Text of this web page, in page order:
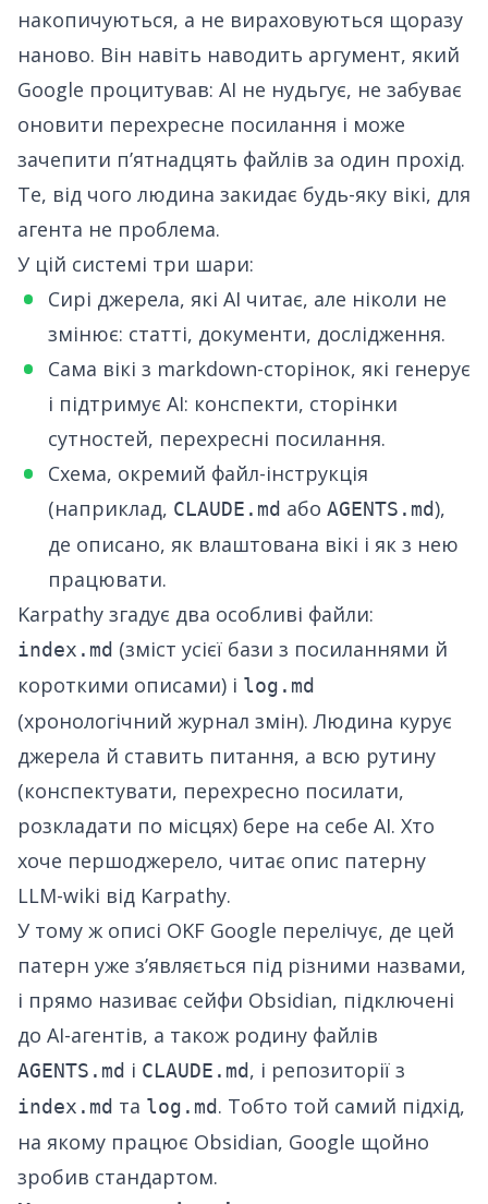
накопичуються, а не вираховуються щоразу
наново. Він навіть наводить аргумент, який
Google процитував: AI не нудьгує, не забуває
оновити перехресне посилання і може
зачепити пʼятнадцять файлів за один прохід.
Те, від чого людина закидає будь-яку вікі, для
агента не проблема.
У цій системі три шари:
Сирі джерела, які AI читає, але ніколи не
змінює: статті, документи, дослідження.
Сама вікі з markdown-сторінок, які генерує
і підтримує AI: конспекти, сторінки
сутностей, перехресні посилання.
Схема, окремий файл-інструкція
(наприклад, CLAUDE.md або AGENTS.md),
де описано, як влаштована вікі і як з нею
працювати.
Karpathy згадує два особливі файли:
index.md (зміст усієї бази з посиланнями й
короткими описами) і log.md
(хронологічний журнал змін). Людина курує
джерела й ставить питання, а всю рутину
(конспектувати, перехресно посилати,
розкладати по місцях) бере на себе AI. Хто
хоче першоджерело, читає опис патерну
LLM-wiki від Karpathy.
У тому ж описі OKF Google перелічує, де цей
патерн уже зʼявляється під різними назвами,
і прямо називає сейфи Obsidian, підключені
до AI-агентів, а також родину файлів
AGENTS.md і CLAUDE.md, і репозиторії з
index.md та log.md. Тобто той самий підхід,
на якому працює Obsidian, Google щойно
зробив стандартом.